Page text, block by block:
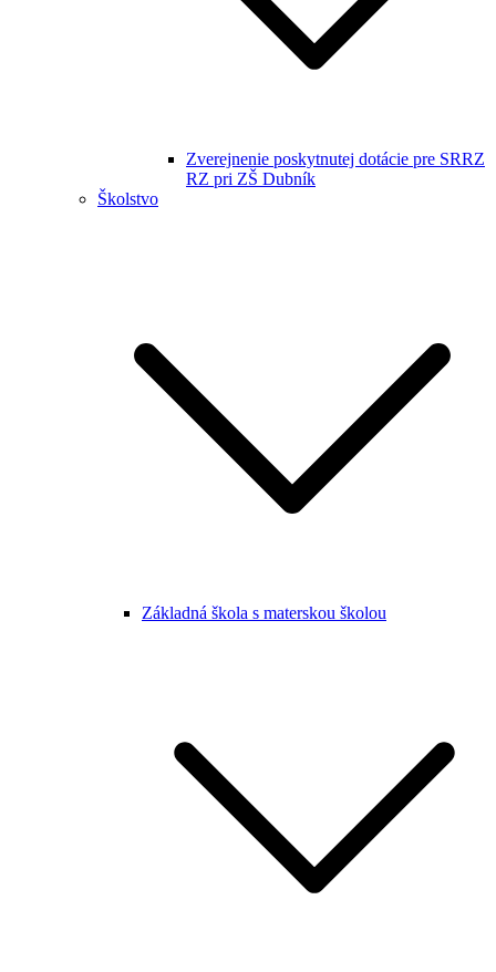
Zverejnenie poskytnutej dotácie pre SRRZ
RZ pri ZŠ Dubník
Školstvo
Základná škola s materskou školou